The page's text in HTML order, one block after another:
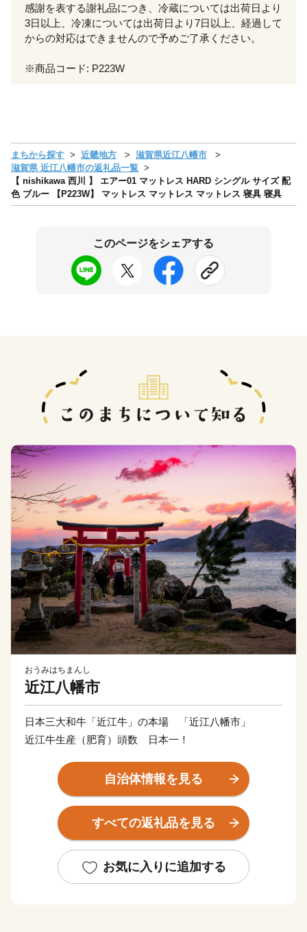
感謝を表する謝礼品につき、冷蔵については出荷日より
3日以上、冷凍については出荷日より7日以上、経過して
からの対応はできませんので予めご了承ください。
※商品コード: P223W
まちから探す 近畿地方
滋賀県近江八幡市
滋賀県 近江八幡市の返礼品一覧
【 nishikawa 西川 】 エアー01 マットレス HARD シングル サイズ 配
色 ブルー 【P223W】 マットレス マットレス マットレス 寝具 寝具
このページをシェアする
おうみはちまんし
近江八幡市
日本三大和牛「近江牛」の本場 「近江八幡市」
近江牛生産（肥育）頭数 日本一！
自治体情報を見る
すべての返礼品を見る
お気に入りに追加する